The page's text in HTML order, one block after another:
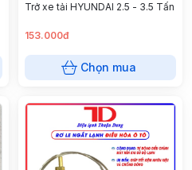
Trở xe tải HYUNDAI 2.5 - 3.5 Tấn
153.000đ
Chọn mua